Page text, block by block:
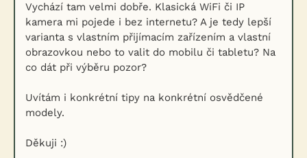
Vychází tam velmi dobře. Klasická WiFi či IP
kamera mi pojede i bez internetu? A je tedy lepší
varianta s vlastním přijímacím zařízením a vlastní
obrazovkou nebo to valit do mobilu či tabletu? Na
co dát při výběru pozor?
Uvítám i konkrétní tipy na konkrétní osvědčené
modely.
Děkuji :)